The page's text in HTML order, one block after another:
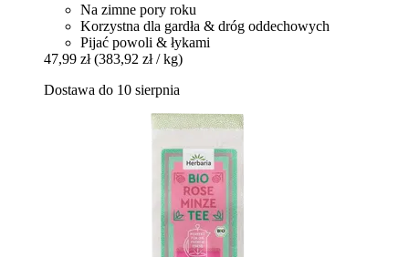
Na zimne pory roku
Korzystna dla gardła & dróg oddechowych
Pijać powoli & łykami
47,99 zł (383,92 zł / kg)
Dostawa do 10 sierpnia